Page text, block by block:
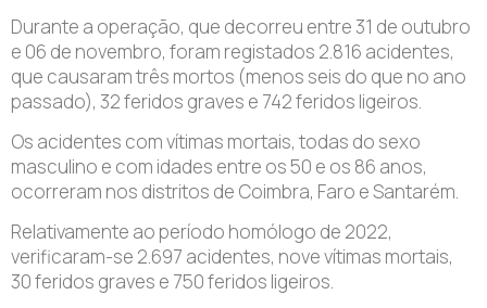
Durante a operação, que decorreu entre 31 de outubro
e 06 de novembro, foram registados 2.816 acidentes,
que causaram três mortos (menos seis do que no ano
passado), 32 feridos graves e 742 feridos ligeiros.
Os acidentes com vítimas mortais, todas do sexo
masculino e com idades entre os 50 e os 86 anos,
ocorreram nos distritos de Coimbra, Faro e Santarém.
Relativamente ao período homólogo de 2022,
verificaram-se 2.697 acidentes, nove vítimas mortais,
30 feridos graves e 750 feridos ligeiros.